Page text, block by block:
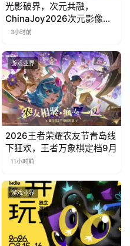
光影破界，次元共融，
ChinaJoy2026次元影像生
态标准化发展大会盛大召开
3小时前
游戏业界
2026王者荣耀农友节青岛线
下狂欢，王者万象棋定档9月
11小时前
游戏业界